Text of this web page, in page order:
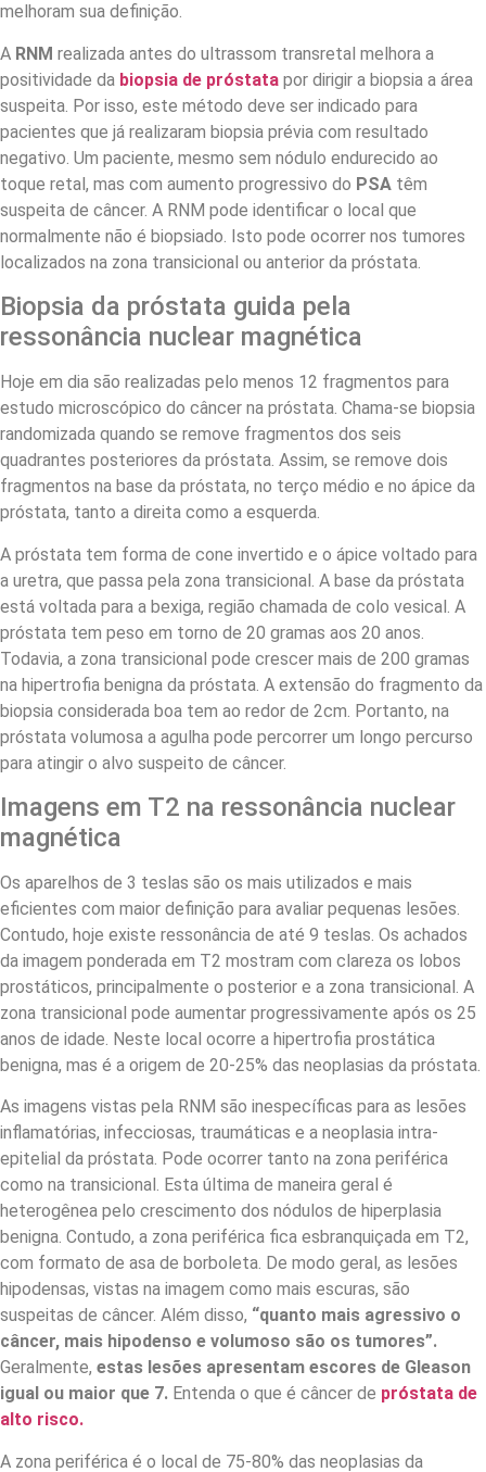
melhoram sua definição.
A RNM realizada antes do ultrassom transretal melhora a
positividade da biopsia de próstata por dirigir a biopsia a área
suspeita. Por isso, este método deve ser indicado para
pacientes que já realizaram biopsia prévia com resultado
negativo. Um paciente, mesmo sem nódulo endurecido ao
toque retal, mas com aumento progressivo do PSA têm
suspeita de câncer. A RNM pode identificar o local que
normalmente não é biopsiado. Isto pode ocorrer nos tumores
localizados na zona transicional ou anterior da próstata.
Biopsia da próstata guida pela
ressonância nuclear magnética
Hoje em dia são realizadas pelo menos 12 fragmentos para
estudo microscópico do câncer na próstata. Chama-se biopsia
randomizada quando se remove fragmentos dos seis
quadrantes posteriores da próstata. Assim, se remove dois
fragmentos na base da próstata, no terço médio e no ápice da
próstata, tanto a direita como a esquerda.
A próstata tem forma de cone invertido e o ápice voltado para
a uretra, que passa pela zona transicional. A base da próstata
está voltada para a bexiga, região chamada de colo vesical. A
próstata tem peso em torno de 20 gramas aos 20 anos.
Todavia, a zona transicional pode crescer mais de 200 gramas
na hipertrofia benigna da próstata. A extensão do fragmento da
biopsia considerada boa tem ao redor de 2cm. Portanto, na
próstata volumosa a agulha pode percorrer um longo percurso
para atingir o alvo suspeito de câncer.
Imagens em T2 na ressonância nuclear
magnética
Os aparelhos de 3 teslas são os mais utilizados e mais
eficientes com maior definição para avaliar pequenas lesões.
Contudo, hoje existe ressonância de até 9 teslas. Os achados
da imagem ponderada em T2 mostram com clareza os lobos
prostáticos, principalmente o posterior e a zona transicional. A
zona transicional pode aumentar progressivamente após os 25
anos de idade. Neste local ocorre a hipertrofia prostática
benigna, mas é a origem de 20-25% das neoplasias da próstata.
As imagens vistas pela RNM são inespecíficas para as lesões
inflamatórias, infecciosas, traumáticas e a neoplasia intra-
epitelial da próstata. Pode ocorrer tanto na zona periférica
como na transicional. Esta última de maneira geral é
heterogênea pelo crescimento dos nódulos de hiperplasia
benigna. Contudo, a zona periférica fica esbranquiçada em T2,
com formato de asa de borboleta. De modo geral, as lesões
hipodensas, vistas na imagem como mais escuras, são
suspeitas de câncer. Além disso, “quanto mais agressivo o
câncer, mais hipodenso e volumoso são os tumores”.
Geralmente, estas lesões apresentam escores de Gleason
igual ou maior que 7. Entenda o que é câncer de próstata de
alto risco.
A zona periférica é o local de 75-80% das neoplasias da